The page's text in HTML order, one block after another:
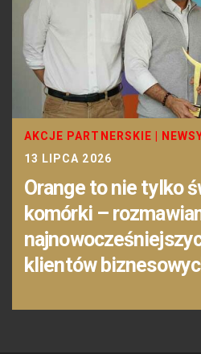
AKCJE PARTNERSKIE
13 LIPCA 2026
Orange to nie tylko
komórki –
klientów